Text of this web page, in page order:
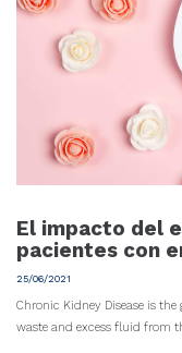
El impacto del
pacientes con
25/06/2021
Chronic Kidney Disease is
waste and excess fluid from